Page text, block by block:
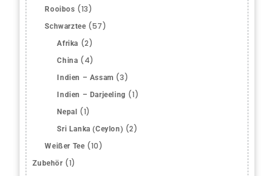
Rooibos (13)
Schwarztee (57)
Afrika (2)
China (4)
Indien – Assam (3)
Indien – Darjeeling (1)
Nepal (1)
Sri Lanka (Ceylon) (2)
Weißer Tee (10)
Zubehör (1)